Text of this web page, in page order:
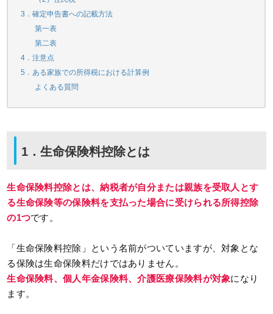
3．確定申告書への記載方法
第一表
第二表
4．注意点
5．ある家族での所得税における計算例
よくある質問
1．生命保険料控除とは
生命保険料控除とは、納税者が自分または親族を受取人とす
る生命保険等の保険料を支払った場合に受けられる所得控除
の1つです。
「生命保険料控除」という名前がついていますが、対象とな
る保険は生命保険料だけではありません。
生命保険料、個人年金保険料、介護医療保険料が対象になり
ます。